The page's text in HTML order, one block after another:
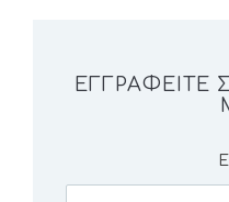
ΕΓΓΡΑΦΕΊΤΕ